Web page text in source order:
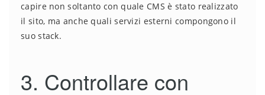
capire non soltanto con quale CMS è stato realizzato
il sito, ma anche quali servizi esterni compongono il
suo stack.
3. Controllare con